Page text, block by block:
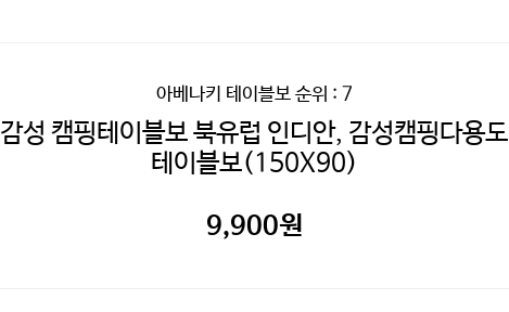
아베나키 테이블보순위 : 7
감성 캠핑테이블보 북유럽 인디안, 감성캠핑다용도
테이블보(150X90)
9,900원